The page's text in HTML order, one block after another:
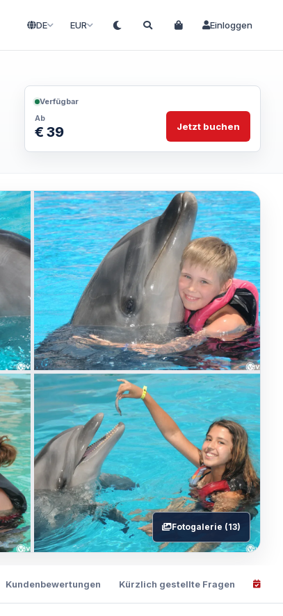
DE EUR Einloggen
Verfügbar
Ab
€ 39 Jetzt buchen
Fotogalerie (13)
Kundenbewertungen Kürzlich gestellte Fragen